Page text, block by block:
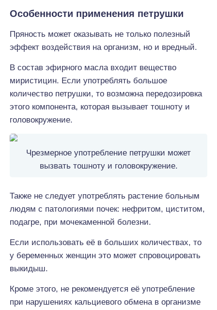
Особенности применения петрушки
Пряность может оказывать не только полезный
эффект воздействия на организм, но и вредный.
В состав эфирного масла входит вещество
миристицин. Если употреблять большое
количество петрушки, то возможна передозировка
этого компонента, которая вызывает тошноту и
головокружение.
Чрезмерное употребление петрушки может
вызвать тошноту и головокружение.
Также не следует употреблять растение больным
людям с патологиями почек: нефритом, циститом,
подагре, при мочекаменной болезни.
Если использовать её в больших количествах, то
у беременных женщин это может спровоцировать
выкидыш.
Кроме этого, не рекомендуется её употребление
при нарушениях кальциевого обмена в организме